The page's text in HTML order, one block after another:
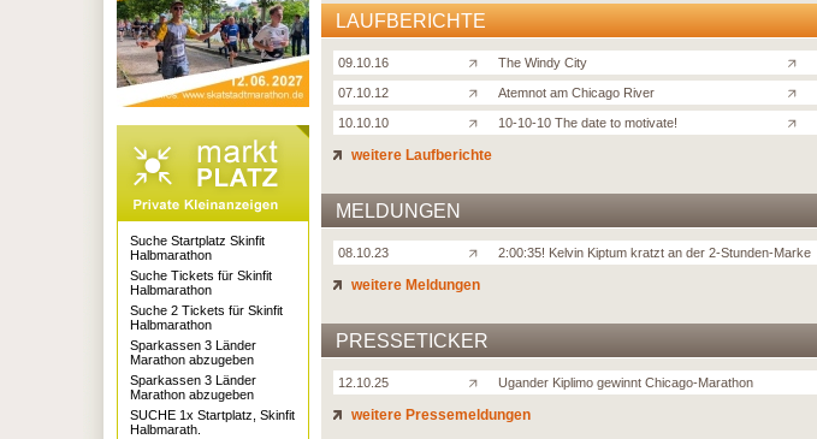
LAUFBERICHTE
09.10.16 The Windy City
07.10.12 Atemnot am Chicago River
10.10.10 10-10-10 The date to motivate!
weitere Laufberichte
MELDUNGEN
08.10.23 2:00:35! Kelvin Kiptum kratzt an der 2-Stunden-Marke
weitere Meldungen
PRESSETICKER
12.10.25 Ugander Kiplimo gewinnt Chicago-Marathon
weitere Pressemeldungen
Suche Startplatz Skinfit
Halbmarathon
Suche Tickets für Skinfit
Halbmarathon
Suche 2 Tickets für Skinfit
Halbmarathon
Sparkassen 3 Länder
Marathon abzugeben
Sparkassen 3 Länder
Marathon abzugeben
SUCHE 1x Startplatz, Skinfit
Halbmarath.